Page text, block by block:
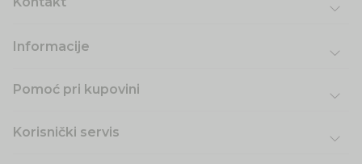
Informacije
Pomoć pri kupovini
Korisnički servis